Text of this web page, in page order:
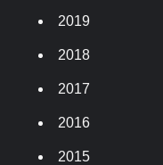
2019
2018
2017
2016
2015